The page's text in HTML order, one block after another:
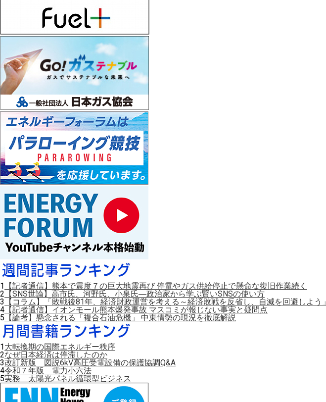
1
【記者通信】熊本で震度７の巨大地震再び 停電やガス供給停止で懸命な復旧作業続く
2 【SNS世論】高市氏、河野氏、小泉氏―政治家から学ぶ賢いSNSの使い方
3
【コラム】「敗戦後81年、経済財政運営を考える～経済敗戦を反省し、自滅を回避しよう」
4 【記者通信】イオンモール熊本爆発事故 マスコミが報じない事実と疑問点
5 【論考】懸念される「複合石油危機」 中東情勢の現況を徹底解説
1大転換期の国際エネルギー秩序
2なぜ日本経済は停滞したのか
3改訂新版 図説6kV高圧受電設備の保護協調Q&A
4令和７年版 電力小六法
5実務 太陽光パネル循環型ビジネス